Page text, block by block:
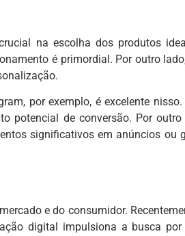
na escolha dos produtos
é primordial. Por outro
por exemplo, é excelente
potencial de conversão. Por
significativos em anúncios ou
e do consumidor.
digital impulsiona a busca